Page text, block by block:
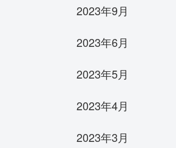
2023年9月
2023年6月
2023年5月
2023年4月
2023年3月